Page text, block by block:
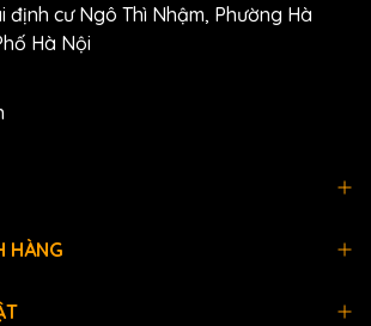
định cư Ngô Thì Nhậm, Phường Hà
Hà Nội
HÀNG